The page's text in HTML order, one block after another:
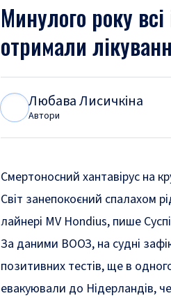
Минулого року всі
отримали
Любава Лисичкіна
Автори
Смертоносний хантавірус на
Світ занепокоєний спалахом
лайнері MV Hondius, пише
За даними ВООЗ, на судні
позитивних тестів, ще в
евакуювали до Нідерландів,